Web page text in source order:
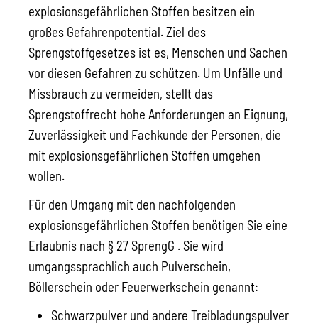
explosionsgefährlichen Stoffen besitzen ein
großes Gefahrenpotential. Ziel des
Sprengstoffgesetzes ist es, Menschen und Sachen
vor diesen Gefahren zu schützen. Um Unfälle und
Missbrauch zu vermeiden, stellt das
Sprengstoffrecht hohe Anforderungen an Eignung,
Zuverlässigkeit und Fachkunde der Personen, die
mit explosionsgefährlichen Stoffen umgehen
wollen.
Für den Umgang mit den nachfolgenden
explosionsgefährlichen Stoffen benötigen Sie eine
Erlaubnis nach § 27 SprengG . Sie wird
umgangssprachlich auch Pulverschein,
Böllerschein oder Feuerwerkschein genannt:
Schwarzpulver und andere Treibladungspulver